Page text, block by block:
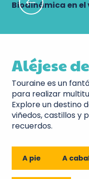
Biodinámica en el
Aléjese de
Touraine es un
para realizar
Explore un destino
viñedos, castillos y
recuerdos.
A pie A